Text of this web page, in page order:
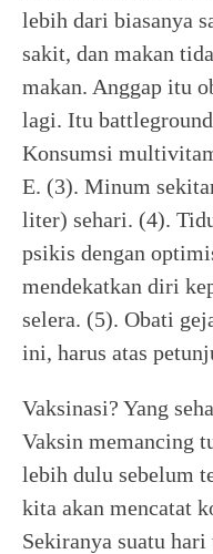
lebih dari biasanya
sakit, dan makan
makan. Anggap itu
lagi. Itu
Konsumsi
E. (3). Minum
liter) sehari. (4).
psikis dengan
mendekatkan diri
selera. (5). Obati
ini, harus atas
Vaksinasi? Yang
Vaksin memancing
lebih dulu sebelum
kita akan mencatat
Sekiranya suatu